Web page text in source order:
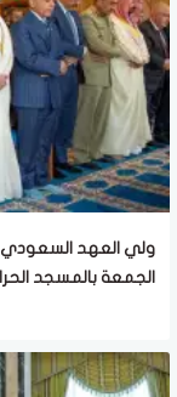
ولي العهد السعودي
الجمعة بالمسجد